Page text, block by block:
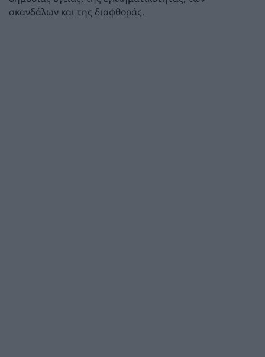
σκανδάλων και της διαφθοράς.